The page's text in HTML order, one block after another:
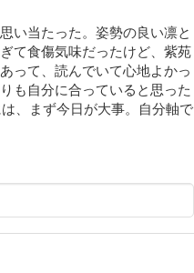
い当たった。姿勢の良い凛と
て食傷気味だったけど、紫苑
って、読んでいて心地よかっ
も自分に合っていると思った
、まず今日が大事。自分軸で